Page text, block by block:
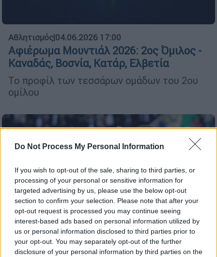
Do Not Process My Personal Information
If you wish to opt-out of the sale, sharing to third parties, or
processing of your personal or sensitive information for
targeted advertising by us, please use the below opt-out
section to confirm your selection. Please note that after your
opt-out request is processed you may continue seeing
interest-based ads based on personal information utilized by
us or personal information disclosed to third parties prior to
your opt-out. You may separately opt-out of the further
disclosure of your personal information by third parties on the
Αθλητισμός|04.06.2026 17:00
Αφιέρωμα Μουντιάλ 2026: 2ος Όμιλος -
Καναδάς, Βοσνία, Κατάρ, Ελβετία
Το προφίλ των τεσσάρων ομάδων του 2ου
ομίλου